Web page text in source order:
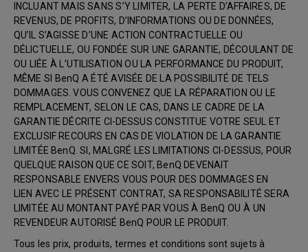
INCLUANT MAIS SANS S’Y LIMITER, LA PERTE D’AFFAIRES, DE
REVENUS, DE PROFITS, D’INFORMATIONS OU DE DONNÉES,
QU’IL S’AGISSE D’UNE ACTION CONTRACTUELLE OU
DÉLICTUELLE, OU FONDÉE SUR UNE GARANTIE, DÉCOULANT DE
OU LIÉE À L’UTILISATION OU LA PERFORMANCE DU PRODUIT,
MÊME SI BenQ A ÉTÉ AVISÉE DE LA POSSIBILITÉ DE TELS
DOMMAGES. VOUS CONVENEZ QUE LA RÉPARATION OU LE
REMPLACEMENT, SELON LE CAS, DANS LE CADRE DE LA
GARANTIE DÉCRITE CI-DESSUS CONSTITUE VOTRE SEUL ET
EXCLUSIF RECOURS EN CAS DE VIOLATION DE LA GARANTIE
LIMITÉE BenQ. SI, MALGRÉ LES LIMITATIONS CI-DESSUS, POUR
QUELQUE RAISON QUE CE SOIT, BenQ DEVENAIT
RESPONSABLE ENVERS VOUS POUR DES DOMMAGES EN
LIEN AVEC LE PRÉSENT CONTRAT, SA RESPONSABILITÉ SERA
LIMITÉE AU MONTANT PAYÉ PAR VOUS À BenQ OU À UN
REVENDEUR AUTORISÉ BenQ POUR LE PRODUIT.
Tous les prix, produits, termes et conditions sont sujets à